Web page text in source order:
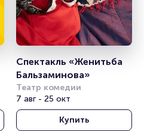
Спектакль «Женитьба
Бальзаминова»
Театр комедии
7 авг - 25 окт
Купить